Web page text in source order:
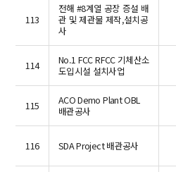
113
전해 #8계열 공장 증설 배
관 및 제관물 제작,설치공
사
114
No.1 FCC RFCC 기체산소
도입시설 설치사업
115
ACO Demo Plant OBL
배관공사
116 SDA Project 배관공사